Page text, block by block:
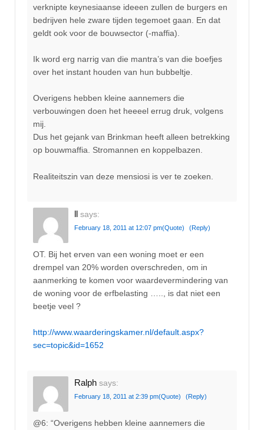
verknipte keynesiaanse ideeen zullen de burgers en
bedrijven hele zware tijden tegemoet gaan. En dat
geldt ook voor de bouwsector (-maffia).
Ik word erg narrig van die mantra’s van die boefjes
over het instant houden van hun bubbeltje.
Overigens hebben kleine aannemers die
verbouwingen doen het heeeel errug druk, volgens
mij.
Dus het gejank van Brinkman heeft alleen betrekking
op bouwmaffia. Stromannen en koppelbazen.
Realiteitszin van deze mensiosi is ver te zoeken.
ll says:
February 18, 2011 at 12:07 pm(Quote) (Reply)
OT. Bij het erven van een woning moet er een
drempel van 20% worden overschreden, om in
aanmerking te komen voor waardevermindering van
de woning voor de erfbelasting ….., is dat niet een
beetje veel ?
http://www.waarderingskamer.nl/default.aspx?
sec=topic&id=1652
Ralph says:
February 18, 2011 at 2:39 pm(Quote) (Reply)
@6: “Overigens hebben kleine aannemers die